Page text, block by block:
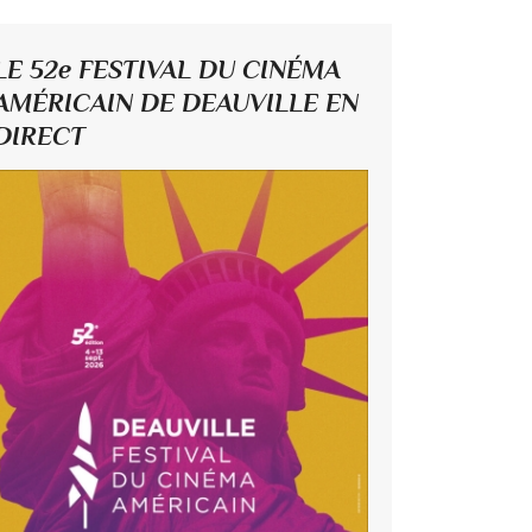
52e FESTIVAL DU CINÉMA
DE DEAUVILLE EN